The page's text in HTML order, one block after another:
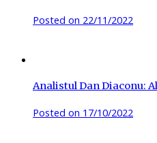
Posted on 22/11/2022
Analistul Dan Diaconu:
Posted on 17/10/2022